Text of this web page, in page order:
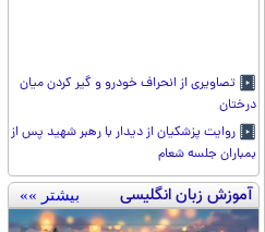
تصاویری از انحراف خودرو و گیر کردن میان
درختان
روایت پزشکیان از دیدار با رهبر شهید پس از
بمباران جلسه شعام
آموزش زبان انگلیسی بیشتر »»